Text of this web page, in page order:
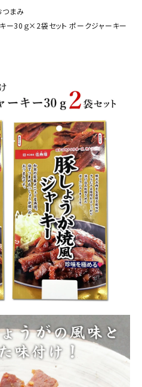
まみ
ー30ｇ×2袋セット ポークジャーキー